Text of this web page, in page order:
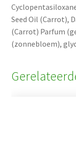
Seed Oil (Carrot),
(Carrot) Parfum
(zonnebloem),